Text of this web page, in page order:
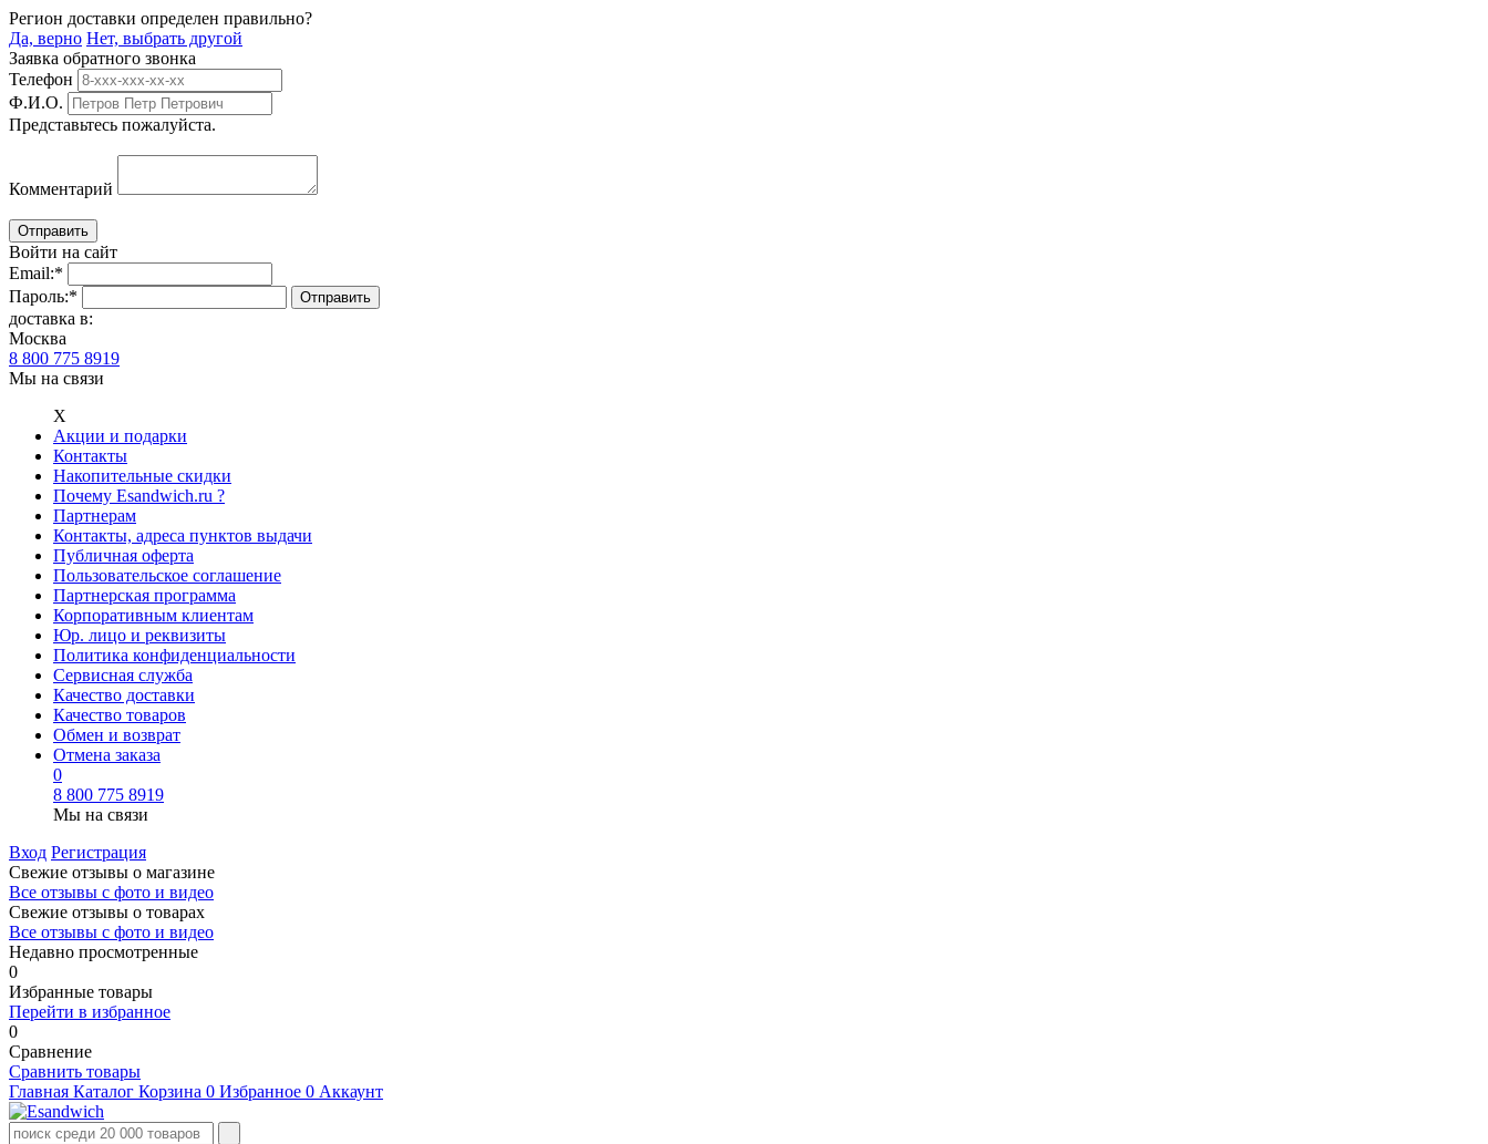
Регион доставки определен правильно?
Да, верно Нет, выбрать другой
Заявка обратного звонка
Телефон
Ф.И.О.
Представьтесь пожалуйста.
Комментарий
Войти на сайт
Email:*
Пароль:*
доставка в:
Москва
8 800 775 8919
Мы на связи
Х
Акции и подарки
Контакты
Накопительные скидки
Почему Esandwich.ru ?
Партнерам
Контакты, адреса пунктов выдачи
Публичная оферта
Пользовательское соглашение
Партнерская программа
Корпоративным клиентам
Юр. лицо и реквизиты
Политика конфиденциальности
Сервисная служба
Качество доставки
Качество товаров
Обмен и возврат
Отмена заказа
0
8 800 775 8919
Мы на связи
Вход Регистрация
Свежие отзывы о магазине
Все отзывы с фото и видео
Свежие отзывы о товарах
Все отзывы c фото и видео
Недавно просмотренные
0
Избранные товары
Перейти в избранное
0
Сравнение
Сравнить товары
Главная Каталог Корзина 0 Избранное 0 Аккаунт